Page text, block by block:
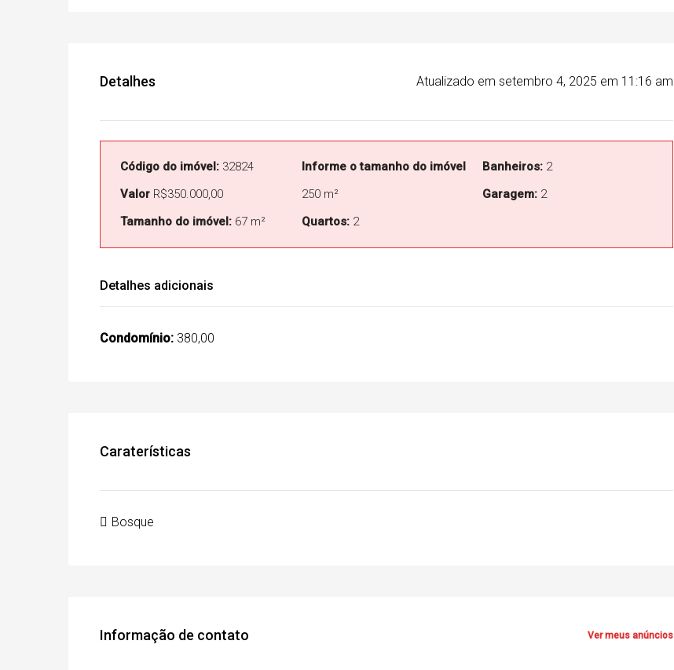
Detalhes Atualizado em setembro 4, 2025 em 11:16 am
Código do imóvel: 32824
Valor R$350.000,00
Tamanho do imóvel: 67 m²
Informe o tamanho do imóvel
250 m²
Quartos:2
Banheiros: 2
Garagem: 2
Detalhes adicionais
Condomínio: 380,00
Caraterísticas
Bosque
Informação de contato Ver meus anúncios